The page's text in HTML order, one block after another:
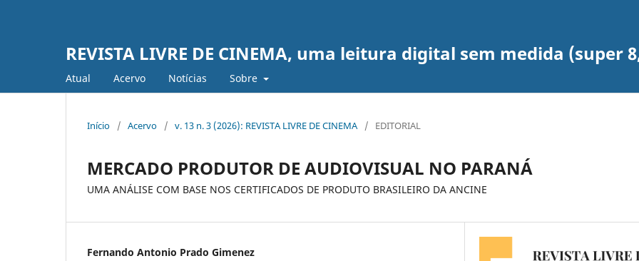
REVISTA LIVRE DE CINEMA, uma leitura digital sem medida (super
Atual Acervo Notícias Sobre
Início / Acervo / v. 13 n. 3 (2026): REVISTA LIVRE DE CINEMA / EDITORIAL
MERCADO PRODUTOR DE AUDIOVISUAL NO PARANÁ
UMA ANÁLISE COM BASE NOS CERTIFICADOS DE PRODUTO BRASILEIRO DA ANCINE
Fernando Antonio Prado Gimenez